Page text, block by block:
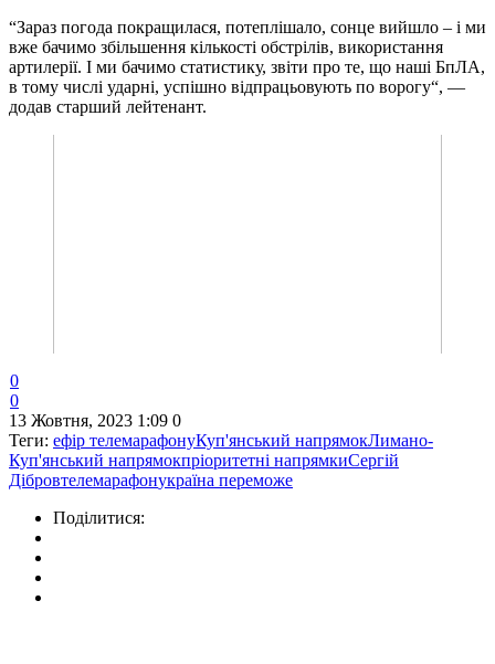
“Зараз погода покращилася, потеплішало, сонце вийшло – і ми
вже бачимо збільшення кількості обстрілів, використання
артилерії. І ми бачимо статистику, звіти про те, що наші БпЛА,
в тому числі ударні, успішно відпрацьовують по ворогу“, —
додав старший лейтенант.
0
0
13 Жовтня, 2023 1:09 0
Теги: ефір телемарафонуКуп'янський напрямокЛимано-
Куп'янський напрямокпріоритетні напрямкиСергій
Дібровтелемарафонукраїна переможе
Поділитися: